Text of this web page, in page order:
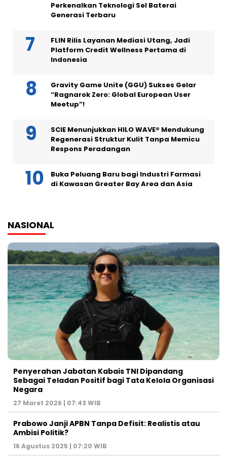
Perkenalkan Teknologi Sel Baterai
Generasi Terbaru
FLIN Rilis Layanan Mediasi Utang, Jadi
Platform Credit Wellness Pertama di
Indonesia
Gravity Game Unite (GGU) Sukses Gelar
“Ragnarok Zero: Global European User
Meetup”!
SCIE Menunjukkan HILO WAVE® Mendukung
Regenerasi Struktur Kulit Tanpa Memicu
Respons Peradangan
Buka Peluang Baru bagi Industri Farmasi
di Kawasan Greater Bay Area dan Asia
NASIONAL
Penyerahan Jabatan Kabais TNI Dipandang
Sebagai Teladan Positif bagi Tata Kelola Organisasi
Negara
27 Maret 2026 | 07:43 WIB
Prabowo Janji APBN Tanpa Defisit: Realistis atau
Ambisi Politik?
16 Agustus 2025 | 07:20 WIB